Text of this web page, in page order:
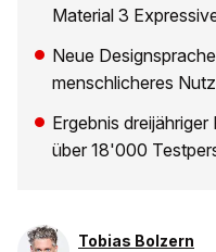
Material 3
Neue
menschlicheres
Ergebnis
über 18'000
Tobias Bolzern